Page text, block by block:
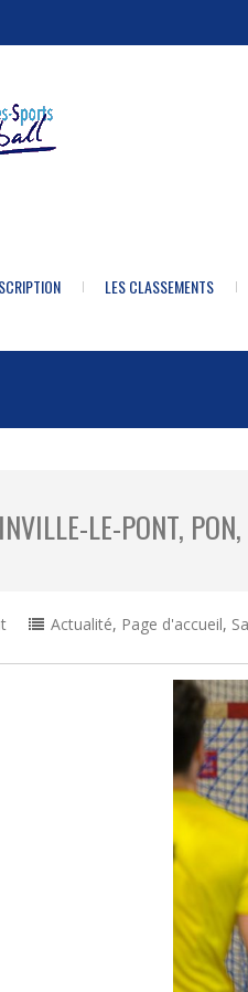
LES CLASSEMENTS
LE-PONT,
Actualité, Page d'accueil,